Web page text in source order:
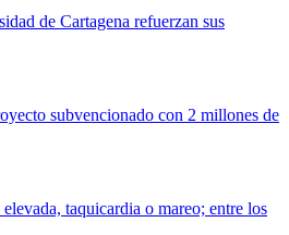
de Cartagena refuerzan sus
subvencionado con 2 millones de
taquicardia o mareo; entre los